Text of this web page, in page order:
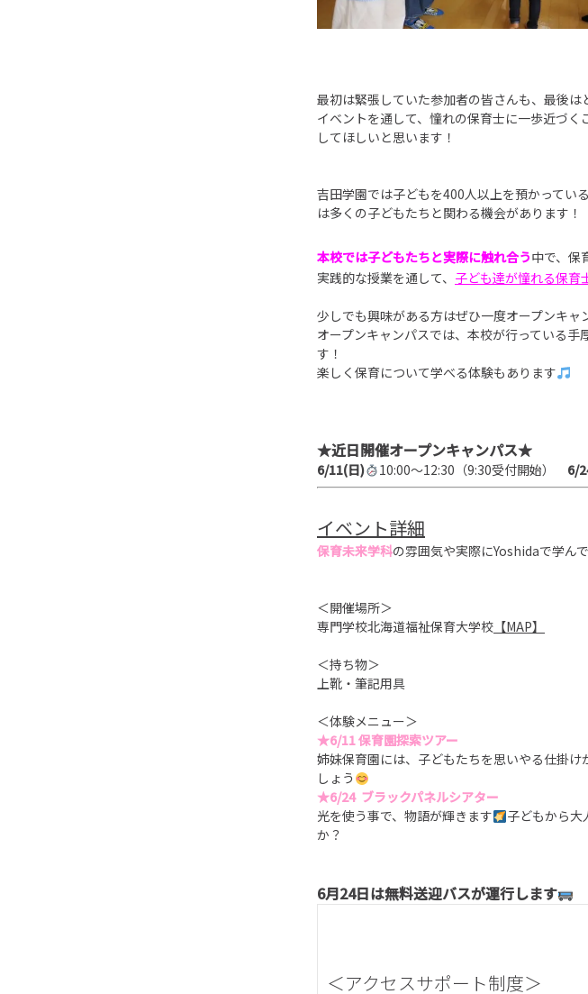
最初は緊張していた参加者の皆さんも、最後
イベントを通して、憧れの保育士に一歩近づ
してほしいと思います！
吉田学園では子どもを400人以上を預かってい
は多くの子どもたちと関わる機会があります！
本校では子どもたちと実際に触れ合う中で、保
実践的な授業を通して、 子ども達が憧れる保育
少しでも興味がある方はぜひ一度オープンキャ
オープンキャンパスでは、本校が行っている
す！
楽しく保育について学べる体験もあります
★近日開催オープンキャンパス★
6/11(日) 10:00～12:30（9:30受付開始） 6/
イベント詳細
保育未来学科の雰囲気や実際にYoshidaで学ん
＜開催場所＞
専門学校北海道福祉保育大学校 【MAP】
＜持ち物＞
上靴・筆記用具
＜体験メニュー＞
★6/11 保育園探索ツアー
姉妹保育園には、子どもたちを思いやる仕掛
しょう
★6/24 ブラックパネルシアター
光を使う事で、物語が輝きます
子どもから大
か？
6月24日は無料送迎バスが運行します
＜アクセスサポート制度＞